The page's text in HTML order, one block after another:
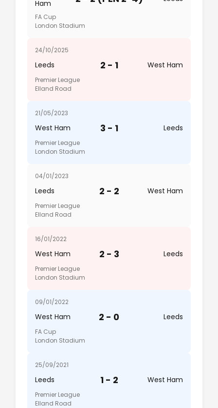
Ham
FA Cup
London Stadium
24/10/2025
Leeds 2 - 1 West Ham
Premier League
Elland Road
21/05/2023
West Ham 3 - 1 Leeds
Premier League
London Stadium
04/01/2023
Leeds 2 - 2 West Ham
Premier League
Elland Road
16/01/2022
West Ham 2 - 3 Leeds
Premier League
London Stadium
09/01/2022
West Ham 2 - 0 Leeds
FA Cup
London Stadium
25/09/2021
Leeds 1 - 2 West Ham
Premier League
Elland Road